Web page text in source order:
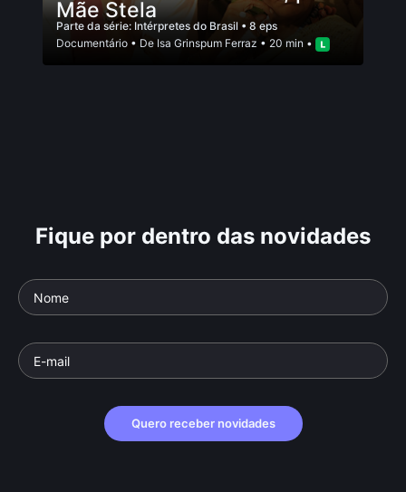
Mãe Stela
Parte da série: Intérpretes do Brasil • 8 eps
Documentário • De Isa Grinspum Ferraz • 20 min •
Fique por dentro das novidades
Quero receber novidades